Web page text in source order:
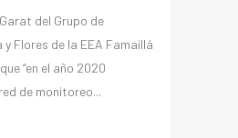
del Grupo de
Flores de la EEA Famaillá
“en el año 2020
de monitoreo...